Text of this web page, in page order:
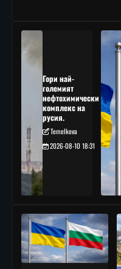
Гори най-
големият
нефтохимически
комплекс на
русия.
Temelkova
2026-08-10 18:31